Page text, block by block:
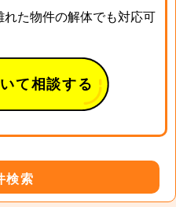
た物件の解体でも対応可
て相談する
検索